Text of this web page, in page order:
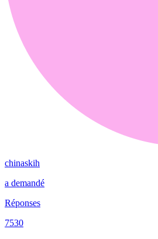
chinaskih
a demandé
Réponses
7530